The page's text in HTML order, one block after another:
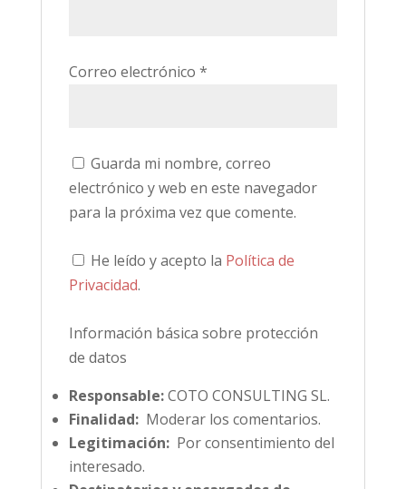
Correo electrónico *
Guarda mi nombre, correo
electrónico y web en este navegador
para la próxima vez que comente.
He leído y acepto la Política de
Privacidad.
Información básica sobre protección
de datos
Responsable:COTO CONSULTING SL.
Finalidad:Moderar los comentarios.
Legitimación:Por consentimiento del
interesado.